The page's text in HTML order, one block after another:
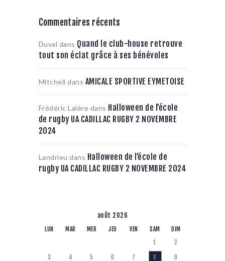
Commentaires récents
Duval dans Quand le club-house retrouve
tout son éclat grâce à ses bénévoles
Mitchell dans AMICALE SPORTIVE EYMETOISE
Frédéric Lalère dans Halloween de l’école
de rugby UA CADILLAC RUGBY 2 NOVEMBRE
2024
Landrieu dans Halloween de l’école de
rugby UA CADILLAC RUGBY 2 NOVEMBRE 2024
août 2026
LUN MAR MER JEU VEN SAM
DIM
1
2
3 4 5 6 7 8 9